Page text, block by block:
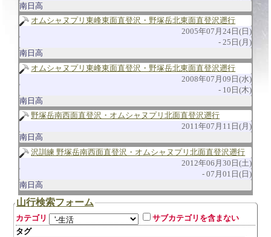
南日高
オムシャヌプリ東峰東面直登沢・野塚岳北東面直登沢遡行
2005年07月24日(日)
25日(月)
南日高
オムシャヌプリ東峰東面直登沢・野塚岳北東面直登沢遡行
2008年07月09日(水)
10日(木)
南日高
野塚岳南西面直登沢・オムシャヌプリ北面直登沢遡行
2011年07月11日(月)
南日高
沢訓練 野塚岳南西面直登沢・オムシャヌプリ北面直登沢遡行
2012年06月30日(土)
07月01日(日)
南日高
山行検索フォーム
カテゴリ
サブカテゴリを含まない
タグ